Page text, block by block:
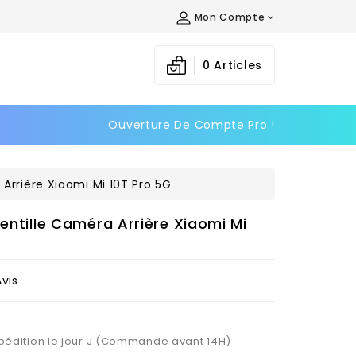
Mon Compte
0 Articles
Ouverture De Compte Pro !
Xiaomi Mi 10T Pro 5G
Caméra Arrière Xiaomi Mi
le jour J (Commande avant 14H)